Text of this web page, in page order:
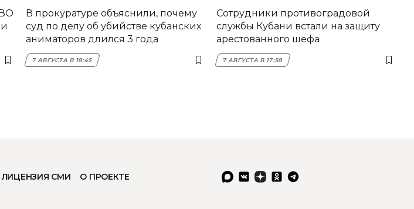
В прокуратуре объяснили, почему
суд по делу об убийстве кубанских
аниматоров длился 3 года
7 АВГУСТА В 18:45
Сотрудники противоградовой
службы Кубани встали на защиту
арестованного шефа
7 АВГУСТА В 17:58
ЛИЦЕНЗИЯ СМИ О ПРОЕКТЕ